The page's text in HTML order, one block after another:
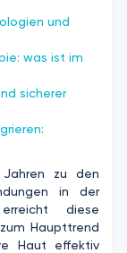
und
was ist im
sicherer
zu den
in der
diese
Haupttrend
Haut effektiv